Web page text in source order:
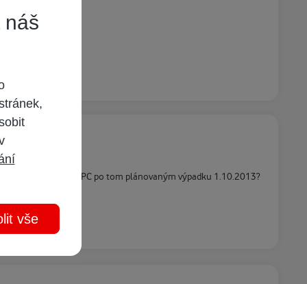
se něco dít v síti UPC po tom plánovaným výpadku 1.10.2013?
náš
vše